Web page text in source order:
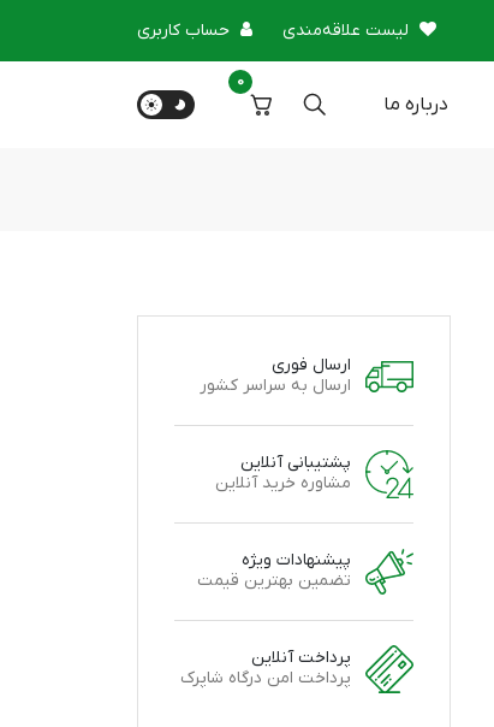
لیست علاقه‌مندی حساب کاربری
درباره‌ ما
0
ارسال فوری
ارسال به سراسر کشور
پشتیبانی آنلاین
مشاوره خرید آنلاین
پیشنهادات ویژه
تضمین بهترین قیمت
پرداخت آنلاین
پرداخت امن درگاه شاپرک